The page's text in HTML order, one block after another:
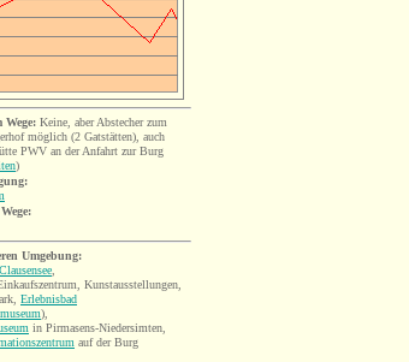
Keine, aber Abstecher zum
möglich (2 Gatstätten), auch
PWV an der Anfahrt zur Burg
)
Umgebung:
Clausensee
Kunstausstellungen,
Erlebnisbad
),
in Pirmasens-Niedersimten,
auf der Burg